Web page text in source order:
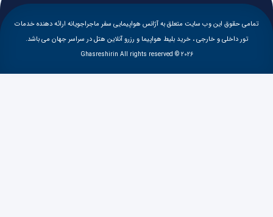
حقوق این وب سایت متعلق به آژانس هواپیمایی سفر ماجراجویانه ارائه دهنده خدمات
داخلی و خارجی ، خرید بلیط هواپیما و رزرو آنلاین هتل در سراسر جهان می باشد.
Ghasreshirin All rights reserved © 2026